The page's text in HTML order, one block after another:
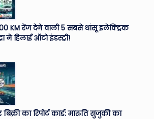
KM रेंज देने वाली 5 सबसे धांसू इलेक्ट्रिक
ने हिलाई ऑटो इंडस्ट्री!
का रिपोर्ट कार्ड: मारुति सुजुकी का